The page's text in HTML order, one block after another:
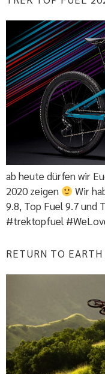
ab heute dürfen wir
2020 zeigen
Wir
9.8, Top Fuel 9.7 und
#trektopfuel
RETURN TO EARTH